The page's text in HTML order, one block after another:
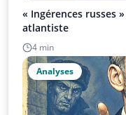
« Ingérences russes
atlantiste
4 min
Analyses